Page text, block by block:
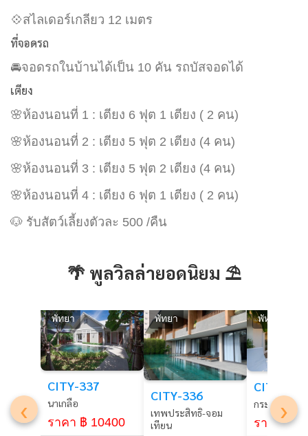
💠สไลเดอร์เกลียว 12 เมตร
ที่จอดรถ
🚘จอดรถในบ้านได้เป็น 10 คัน รถบัสจอดได้
เตียง
🌸ห้องนอนที่ 1 : เตียง 6 ฟุต 1 เตียง ( 2 คน)
🌸ห้องนอนที่ 2 : เตียง 5 ฟุต 2 เตียง (4 คน)
🌸ห้องนอนที่ 3 : เตียง 5 ฟุต 2 เตียง (4 คน)
🌸ห้องนอนที่ 4 : เตียง 6 ฟุต 1 เตียง ( 2 คน)
🐶 รับสัตว์เลี้ยงตัวละ 500 /คืน
🌴 พูลวิลล่ายอดนิยม ⛱️
‹ ›
พัทยา
CITY-337
นาเกลือ
ราคา ฿ 10400
พัทยา
CITY-336
เทพประสิทธิ-จอม
เทียน
พัทยา
CITY-202
กระทิงลาย
ราคา ฿